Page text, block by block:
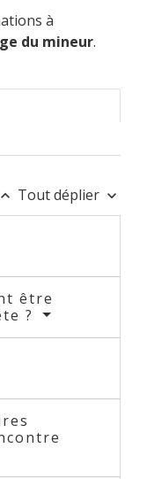
à
du mineur.
keyboard_arrow_up Tout déplier keyboard_arrow_down
être
?